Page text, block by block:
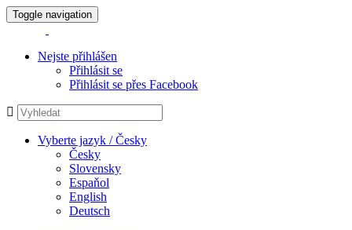
Toggle navigation
Nejste přihlášen
Přihlásit se
Přihlásit se přes Facebook
Vyberte jazyk / Česky
Česky
Slovensky
Espaňol
English
Deutsch